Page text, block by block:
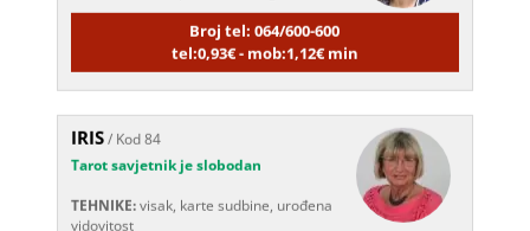
Broj tel: 064/600-600
tel:0,93€ - mob:1,12€ min
IRIS/ Kod 84
Tarot savjetnik je slobodan
vidovitost